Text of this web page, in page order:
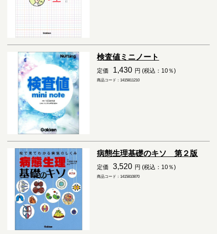
検査値ミニノート
定価 1,430 円 (税込：10％)
商品コード：1415811210
病態生理基礎のキソ 第２版
定価 3,520 円 (税込：10％)
商品コード：1415810870